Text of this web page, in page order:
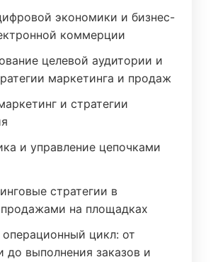
экономики и бизнес-
коммерции
целевой аудитории и
маркетинга и продаж
и стратегии
и управление цепочками
стратегии в
на площадках
цикл: от
до выполнения заказов и